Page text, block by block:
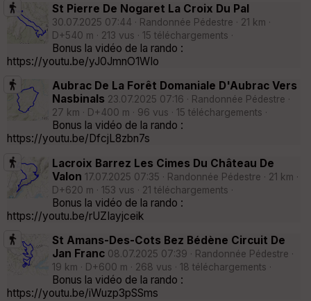
St Pierre De Nogaret La Croix Du Pal
30.07.2025 07:44 · Randonnée Pédestre · 21 km ·
D+540 m · 213 vus · 15 téléchargements ·
Bonus la vidéo de la rando :
https://youtu.be/yJ0JmnO1WIo
Aubrac De La Forêt Domaniale D'Aubrac Vers
Nasbinals 23.07.2025 07:16 · Randonnée Pédestre ·
27 km · D+400 m · 96 vus · 15 téléchargements ·
Bonus la vidéo de la rando :
https://youtu.be/DfcjL8zbn7s
Lacroix Barrez Les Cimes Du Château De
Valon 17.07.2025 07:35 · Randonnée Pédestre · 21 km ·
D+620 m · 153 vus · 21 téléchargements ·
Bonus la vidéo de la rando :
https://youtu.be/rUZIayjceik
St Amans-Des-Cots Bez Bédène Circuit De
Jan Franc 08.07.2025 07:39 · Randonnée Pédestre ·
19 km · D+600 m · 268 vus · 18 téléchargements ·
Bonus la vidéo de la rando :
https://youtu.be/iWuzp3pSSms